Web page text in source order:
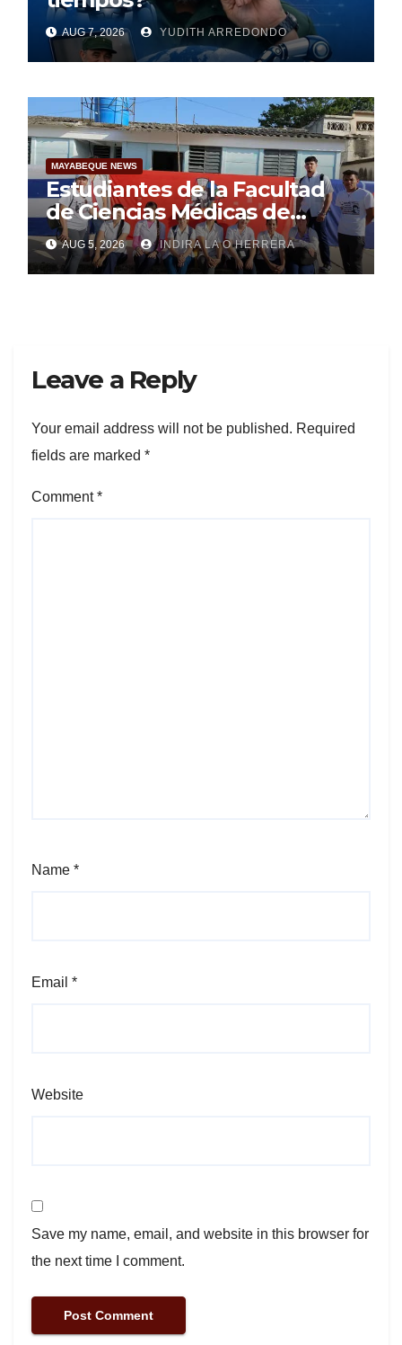
AUG 7, 2026 YUDITH ARREDONDO
MAYABEQUE NEWS
Estudiantes de la Facultad
de Ciencias Médicas de
Mayabeque realizan
pesquisa
AUG 5, 2026 INDIRA LA O HERRERA
Leave a Reply
Your email address will not be published. Required
fields are marked *
Comment*
Name *
Email *
Website
Save my name, email, and website in this browser for
the next time I comment.